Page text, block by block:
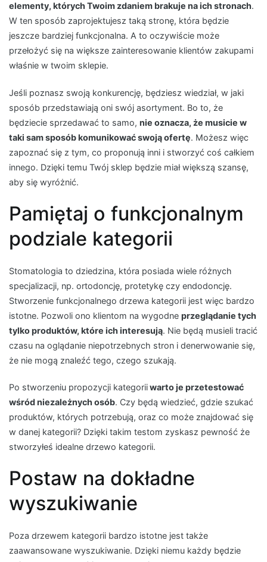
elementy, których Twoim zdaniem brakuje na ich stronach.
W ten sposób zaprojektujesz taką stronę, która będzie
jeszcze bardziej funkcjonalna. A to oczywiście może
przełożyć się na większe zainteresowanie klientów zakupami
właśnie w twoim sklepie.
Jeśli poznasz swoją konkurencję, będziesz wiedział, w jaki
sposób przedstawiają oni swój asortyment. Bo to, że
będziecie sprzedawać to samo, nie oznacza, że musicie w
taki sam sposób komunikować swoją ofertę. Możesz więc
zapoznać się z tym, co proponują inni i stworzyć coś całkiem
innego. Dzięki temu Twój sklep będzie miał większą szansę,
aby się wyróżnić.
Pamiętaj o funkcjonalnym
podziale kategorii
Stomatologia to dziedzina, która posiada wiele różnych
specjalizacji, np. ortodoncję, protetykę czy endodoncję.
Stworzenie funkcjonalnego drzewa kategorii jest więc bardzo
istotne. Pozwoli ono klientom na wygodne przeglądanie tych
tylko produktów, które ich interesują. Nie będą musieli tracić
czasu na oglądanie niepotrzebnych stron i denerwowanie się,
że nie mogą znaleźć tego, czego szukają.
Po stworzeniu propozycji kategoriiwarto je przetestować
wśród niezależnych osób. Czy będą wiedzieć, gdzie szukać
produktów, których potrzebują, oraz co może znajdować się
w danej kategorii? Dzięki takim testom zyskasz pewność że
stworzyłeś idealne drzewo kategorii.
Postaw na dokładne
wyszukiwanie
Poza drzewem kategorii bardzo istotne jest także
zaawansowane wyszukiwanie. Dzięki niemu każdy będzie